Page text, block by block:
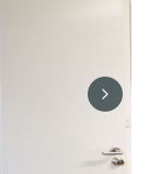
Next